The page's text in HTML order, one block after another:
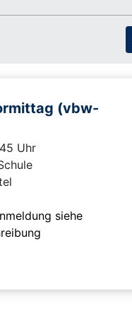
(vbw-
Uhr
siehe